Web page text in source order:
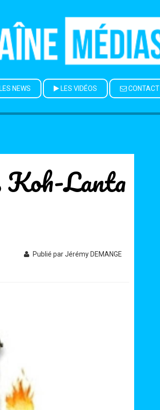
LES NEWS LES VIDÉOS CONTACT
Koh-Lanta
Publié par Jérémy DEMANGE